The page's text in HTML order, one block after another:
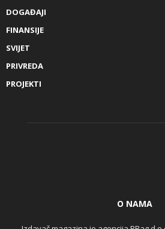
DOGAĐAJI
FINANSIJE
SVIJET
PRIVREDA
PROJEKTI
O NAMA